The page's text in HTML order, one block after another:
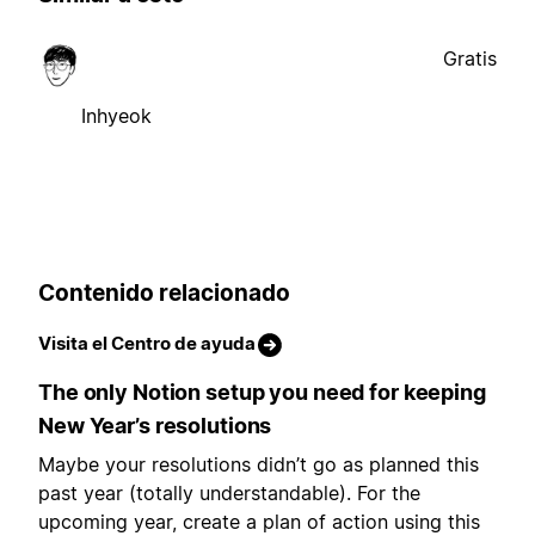
Inhyeok
Gratis
Contenido relacionado
Visita el Centro de ayuda
The only Notion setup you need for keeping
New Year’s resolutions
Maybe your resolutions didn’t go as planned this
past year (totally understandable). For the
upcoming year, create a plan of action using this